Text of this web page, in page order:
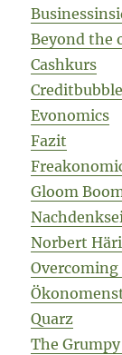
Beyond the
Cashkurs
Creditbubble
Evonomics
Fazit
Gloom
Norbert
Overcoming
Quarz
The